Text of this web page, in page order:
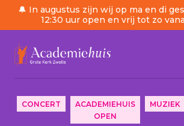
🔔 In augustus zijn wij op ma en di
12:30 uur open en vrij tot zo
/
Ordre du jour
CONCERT
ACADEMIEHUIS
OPEN
MUZIEK